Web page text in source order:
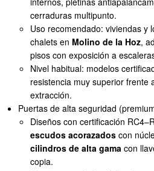
cerraduras multipunto.
Uso recomendado: viviendas y
chalets en Molino de la Hoz,
pisos con exposición a
Nivel habitual: modelos
resistencia muy superior frente
extracción.
Puertas de alta seguridad
Diseños con certificación
escudos acorazados con
cilindros de alta gama con
copia.